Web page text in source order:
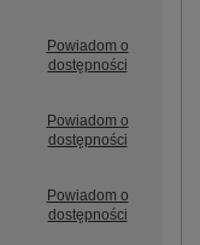
Powiadom o
dostępności
Powiadom o
dostępności
Powiadom o
dostępności